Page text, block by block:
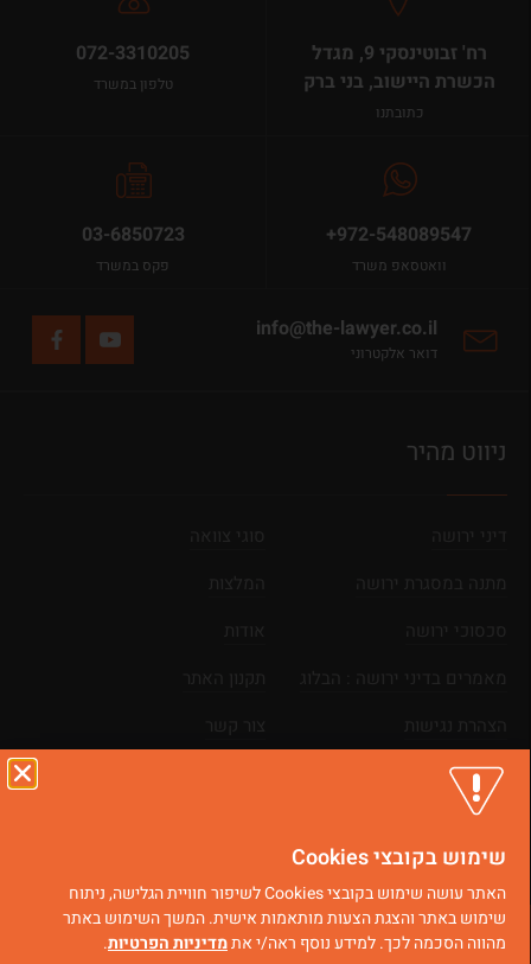
רח' זבוטינסקי 9, מגדל
הכשרת היישוב, בני ברק
כתובתנו
072-3310205
טלפון במשרד
+972-548089547
וואטסאפ משרד
03-6850723
פקס במשרד
info@the-lawyer.co.il
דואר אלקטרוני
ניווט מהיר
מפת אתר
כל הזכויות שמורות © 2025
וואטסאפ ייעוץ מקצועי חייגו עכשיו קביעת פגישה
שימוש בקובצי Cookies
האתר עושה שימוש בקובצי Cookies לשיפור חוויית הגלישה, ניתוח
שימוש באתר והצגת הצעות מותאמות אישית. המשך השימוש באתר
מהווה הסכמה לכך. למידע נוסף ראה/י אתמדיניות הפרטיות.